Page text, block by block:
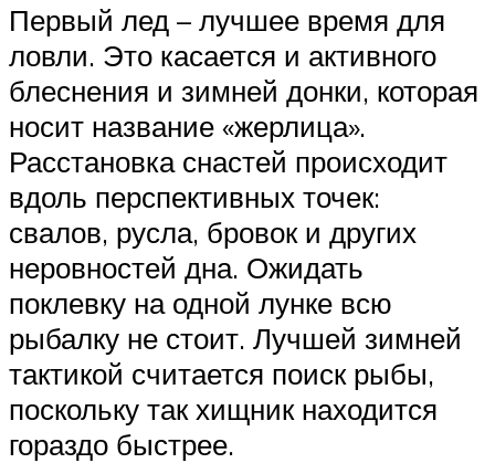
Первый лед – лучшее время для
ловли. Это касается и активного
блеснения и зимней донки, которая
носит название «жерлица».
Расстановка снастей происходит
вдоль перспективных точек:
свалов, русла, бровок и других
неровностей дна. Ожидать
поклевку на одной лунке всю
рыбалку не стоит. Лучшей зимней
тактикой считается поиск рыбы,
поскольку так хищник находится
гораздо быстрее.